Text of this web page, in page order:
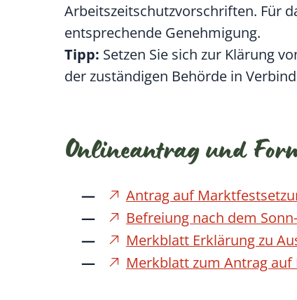
Arbeitszeitschutzvorschriften. Für
entsprechende Genehmigung.
Tipp: Setzen Sie sich zur Klärung
der zuständigen Behörde in
Onlineantrag und
Antrag auf
Befreiung nach dem
Merkblatt Erklärung zu
Merkblatt zum Antrag auf